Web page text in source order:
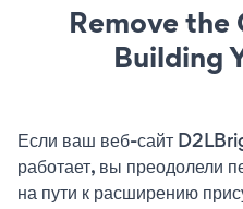
Remove the
Building
Если ваш веб-сайт
работает, вы преодолели
на пути к расширению